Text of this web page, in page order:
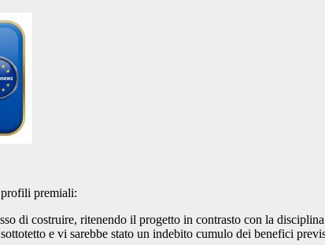
premiali:
di costruire, ritenendo il progetto in contrasto con la
e vi sarebbe stato un indebito cumulo dei benefici